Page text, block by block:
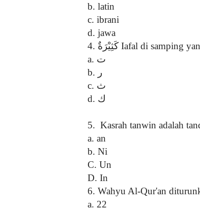
b. latin
c. ibrani
d. jawa
4. كَثِيْرَةٌ Iafal di samping
a. ت
b. ر
c. ث
d. ك
5. Kasrah tanwin adalah
a. an
b. Ni
C. Un
D. In
6. Wahyu Al-Qur'an
a. 22